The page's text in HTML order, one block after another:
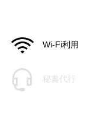
Wi-Fi利用
秘書代行